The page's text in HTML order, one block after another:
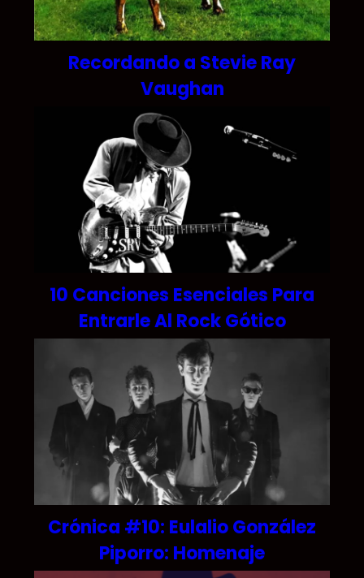
Recordando a Stevie Ray
Vaughan
10 Canciones Esenciales Para
Entrarle Al Rock Gótico
Crónica #10: Eulalio González
Piporro: Homenaje